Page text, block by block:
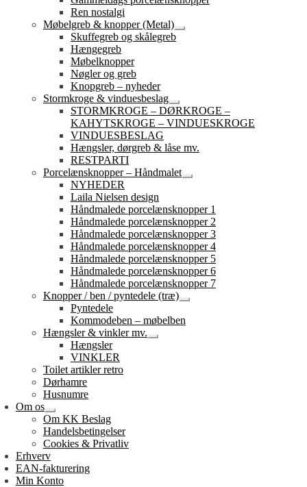
Ren nostalgi
Møbelgreb & knopper (Metal)
Udfold
Skuffegreb og skålegreb
Hængegreb
Møbelknopper
Nøgler og greb
Knopgreb – nyheder
Stormkroge & vinduesbeslag
Udfold
undermenu
STORMKROGE – DØRKROGE –
KAHYTSKROGE – VINDUESKROGE
VINDUESBESLAG
Hængsler, dørgreb & låse mv.
RESTPARTI
Porcelænsknopper – Håndmalet
Udfold
NYHEDER
Laila Nielsen design
Håndmalede porcelænsknopper 1
Håndmalede porcelænsknopper 2
Håndmalede porcelænsknopper 3
Håndmalede porcelænsknopper 4
Håndmalede porcelænsknopper 5
Håndmalede porcelænsknopper 6
Håndmalede porcelænsknopper 7
Knopper / ben / pyntedele (træ)
Udfold
Pyntedele
Kommodeben – møbelben
Hængsler & vinkler mv.
Udfold
Hængsler
VINKLER
Toilet artikler retro
Dørhamre
Husnumre
Om os
Udfold
undermenu
Om KK Beslag
Handelsbetingelser
Cookies & Privatliv
Erhverv
EAN-fakturering
Min Konto